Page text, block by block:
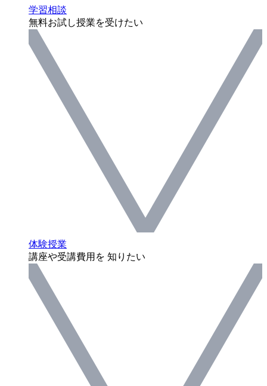
学習相談
無料お試し授業を受けたい
体験授業
講座や受講費用を 知りたい